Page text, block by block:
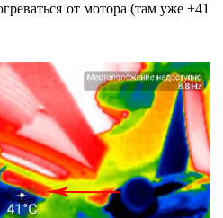
от мотора (там уже +41